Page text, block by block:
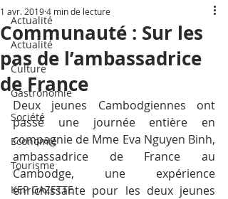
Actualité
Actualité
Culture
Gastronomie
Société
Economie
Tourisme
KEP GAZETTE
Communauté : Sur les
pas de l’ambassadrice
de France
1 avr. 20194 min de lecture
Deux jeunes Cambodgiennes ont
passé une journée entière en
compagnie de Mme Eva Nguyen Binh,
ambassadrice de France au
Cambodge, une expérience
enrichissante pour les deux jeunes